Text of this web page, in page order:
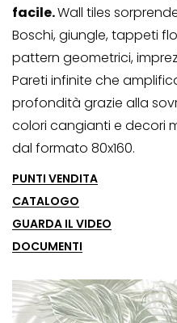
facile.Wall tiles
Boschi, giungle, tappeti
pattern geometrici,
Pareti infinite che
profondità grazie alla
colori cangianti e decori
dal formato 80x160.
PUNTI VENDITA
CATALOGO
GUARDA IL VIDEO
DOCUMENTI